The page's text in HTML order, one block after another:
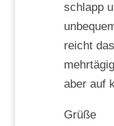
schlapp
reicht
aber auf
Grüße